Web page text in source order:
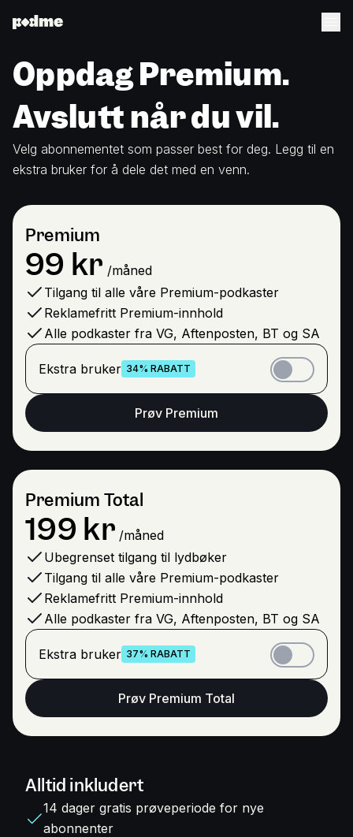
Oppdag Premium.
Avslutt når du vil.
Velg abonnementet som passer best for deg. Legg til en
ekstra bruker for å dele det med en venn.
Premium
Premium,
99 kr /måned.
Tilgang til alle våre Premium-podkaster
Reklamefritt Premium-innhold
Alle podkaster fra VG, Aftenposten, BT og SA
Ekstra bruker 34% RABATT
Prøv Premium
Premium Total
Premium Total,
199 kr /måned.
Ubegrenset tilgang til lydbøker
Tilgang til alle våre Premium-podkaster
Reklamefritt Premium-innhold
Alle podkaster fra VG, Aftenposten, BT og SA
Ekstra bruker 37% RABATT
Prøv Premium Total
Alltid inkludert
14 dager gratis prøveperiode for nye
abonnenter